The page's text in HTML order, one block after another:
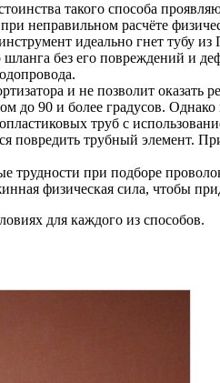
такого способа
неправильном расчёте
идеально гнет тубу
шланга без его повреждений
и не позволит
до 90 и более градусов.
труб с
повредить трубный элемент.
трудности при подборе
физическая сила, чтобы
для каждого из способов.